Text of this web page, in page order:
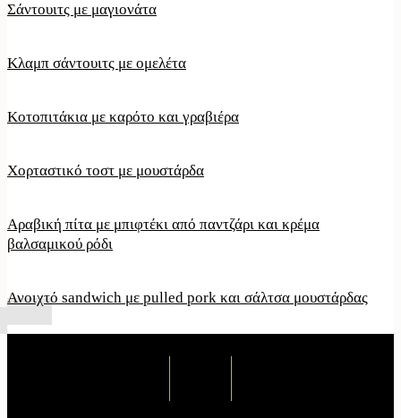
Σάντουιτς με μαγιονάτα
Κλαμπ σάντουιτς με ομελέτα
Κοτοπιτάκια με καρότο και γραβιέρα
Χορταστικό τοστ με μουστάρδα
Αραβική πίτα με μπιφτέκι από παντζάρι και κρέμα
βαλσαμικού ρόδι
Ανοιχτό sandwich με pulled pork και σάλτσα μουστάρδας